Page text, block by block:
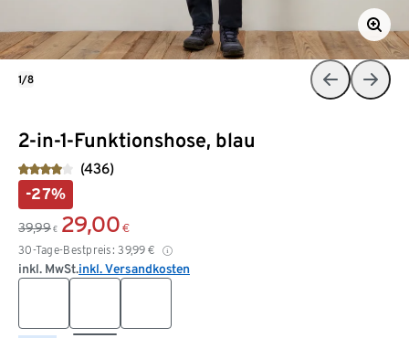
2-in-1-Funktionshose, blau
(436)
-27%
39,99 € 29,00 €
30-Tage-Bestpreis: 39,99 €
inkl. MwSt.inkl. Versandkosten
1/8